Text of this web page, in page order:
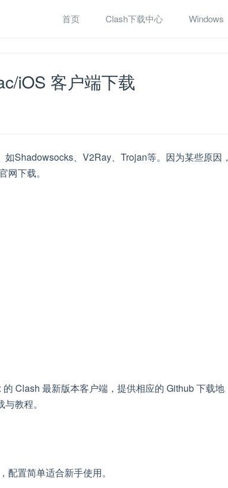
首页 Clash下载中心 Windows
iOS 客户端下载
Shadowsocks、V2Ray、Trojan等。因为某些原因，
下载。
Clash 最新版本客户端，提供相应的 Github 下载地
教程。
置简单适合新手使用。